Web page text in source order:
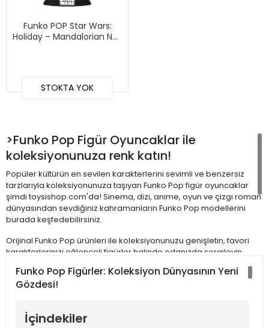
Funko POP Star Wars:
Holiday – Mandalorian No :
STOKTA YOK
>Funko Pop Figür Oyuncaklar ile
koleksiyonunuza renk katın!
Popüler kültürün en sevilen karakterlerini sevimli ve benzersiz
tarzlarıyla koleksiyonunuza taşıyan Funko Pop figür oyuncaklar
şimdi toysishop.com'da! Sinema, dizi, anime, oyun ve çizgi roman
dünyasından sevdiğiniz kahramanların Funko Pop modellerini
burada keşfedebilirsiniz.
Orijinal Funko Pop ürünleri ile koleksiyonunuzu genişletin, favori
karakterlerinizi eğlenceli figürler halinde odanızda sergileyin.
toysishop.com'da bulabilir, kampanyalar ve yeni modellerle
koleksiyonunuzu sürekli güncelleyebilirsiniz.
keşfetmek, koleksiyonunuzu zenginleştirmek ve aradığınız tüm
Funko Pop Figürler: Koleksiyon Dünyasının Yeni
Gözdesi!
İçindekiler